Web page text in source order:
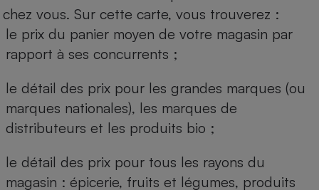
chez vous. Sur cette carte, vous trouverez :
le prix du panier moyen de votre magasin par
rapport à ses concurrents ;
le détail des prix pour les grandes marques (ou
marques nationales), les marques de
distributeurs et les produits bio ;
le détail des prix pour tous les rayons du
magasin : épicerie, fruits et légumes, produits